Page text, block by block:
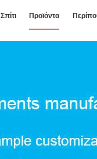
Σπίτι Προϊόντα